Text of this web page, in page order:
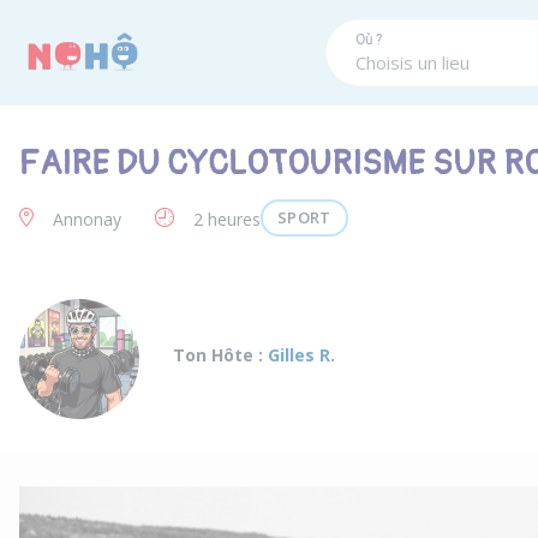
Où ?
FAIRE DU CYCLOTOURISME SUR
Annonay 2 heures SPORT
Ton Hôte : Gilles R.